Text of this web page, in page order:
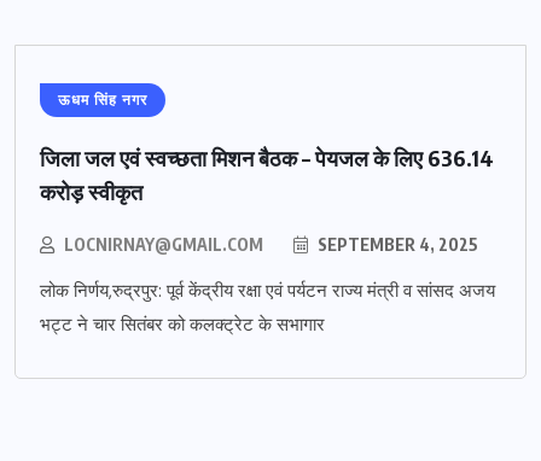
ऊधम सिंह नगर
जिला जल एवं स्वच्छता मिशन बैठक – पेयजल के लिए 636.14
करोड़ स्वीकृत
LOCNIRNAY@GMAIL.COM SEPTEMBER 4, 2025
लोक निर्णय,रुद्रपुर: पूर्व केंद्रीय रक्षा एवं पर्यटन राज्य मंत्री व सांसद अजय
भट्ट ने चार सितंबर को कलक्ट्रेट के सभागार